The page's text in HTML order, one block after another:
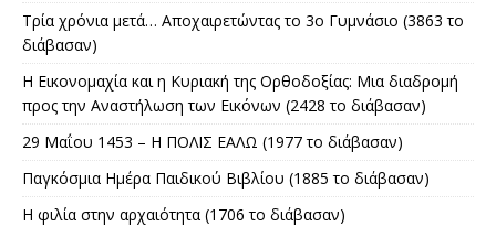
Τρία χρόνια μετά… Αποχαιρετώντας το 3ο Γυμνάσιο (3863 το
διάβασαν)
Η Εικονομαχία και η Κυριακή της Ορθοδοξίας: Μια διαδρομή
προς την Αναστήλωση των Εικόνων (2428 το διάβασαν)
29 Μαΐου 1453 – Η ΠΟΛΙΣ ΕΑΛΩ (1977 το διάβασαν)
Παγκόσμια Ημέρα Παιδικού Βιβλίου (1885 το διάβασαν)
Η φιλία στην αρχαιότητα (1706 το διάβασαν)